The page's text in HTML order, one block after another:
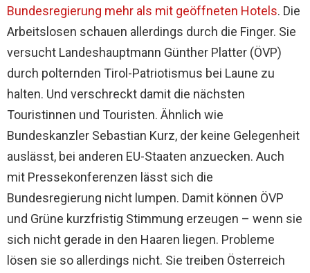
Bundesregierung mehr als mit geöffneten Hotels. Die
Arbeitslosen schauen allerdings durch die Finger. Sie
versucht Landeshauptmann Günther Platter (ÖVP)
durch polternden Tirol-Patriotismus bei Laune zu
halten. Und verschreckt damit die nächsten
Touristinnen und Touristen. Ähnlich wie
Bundeskanzler Sebastian Kurz, der keine Gelegenheit
auslässt, bei anderen EU-Staaten anzuecken. Auch
mit Pressekonferenzen lässt sich die
Bundesregierung nicht lumpen. Damit können ÖVP
und Grüne kurzfristig Stimmung erzeugen – wenn sie
sich nicht gerade in den Haaren liegen. Probleme
lösen sie so allerdings nicht. Sie treiben Österreich